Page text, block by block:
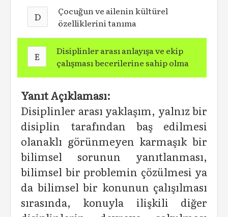
D
Çocuğun ve ailenin kültürel
özelliklerini tanıma
E
Disiplinler arası anlayışa ve ekip
çalışması becerilerine sahip olma
Yanıt Açıklaması:
Disiplinler arası yaklaşım, yalnız bir
disiplin tarafından baş edilmesi
olanaklı görünmeyen karmaşık bir
bilimsel sorunun yanıtlanması,
bilimsel bir problemin çözülmesi ya
da bilimsel bir konunun çalışılması
sırasında, konuyla ilişkili diğer